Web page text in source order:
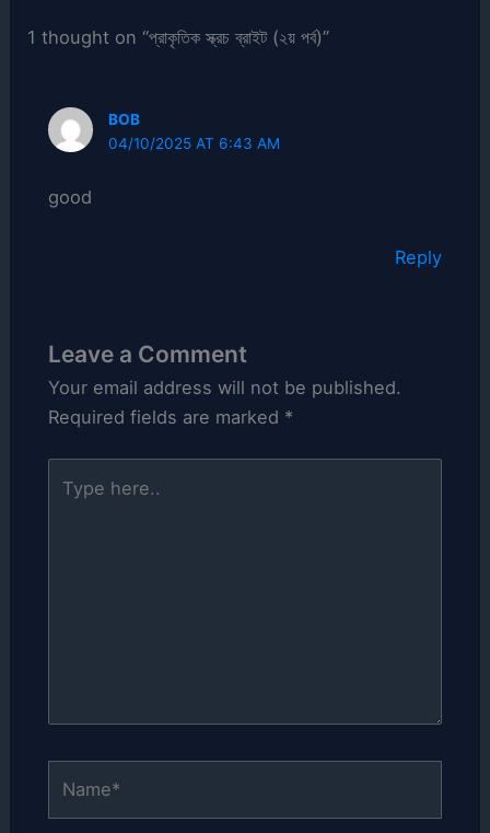
1 thought on “প্রাকৃতিক স্ক্রচ ব্রাইট (২য় পর্ব)”
BOB
04/10/2025 AT 6:43 AM
good
Reply
Leave a Comment
Your email address will not be published.
Required fields are marked *
here..